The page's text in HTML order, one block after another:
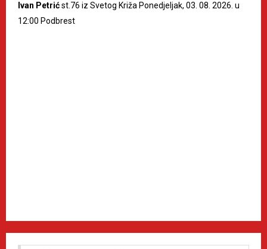
Ivan Petrićst.76 iz Svetog Križa Ponedjeljak, 03. 08. 2026. u
12:00 Podbrest